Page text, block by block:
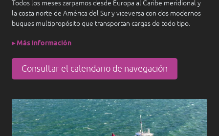
Todos los meses zarpamos desde Europa al Caribe meridional y
la costa norte de América del Sur y viceversa con dos modernos
buques multipropósito que transportan cargas de todo tipo.
▸ Más información
Consultar el calendario de navegación